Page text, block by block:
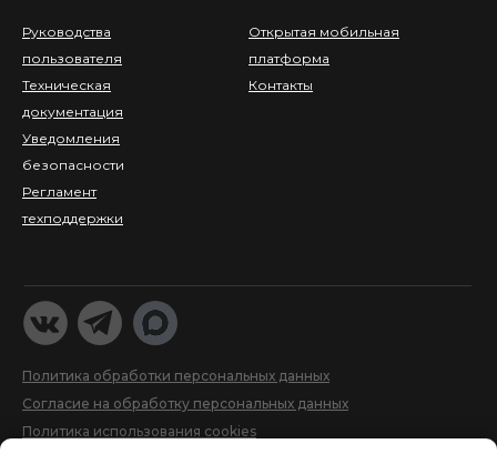
Руководства
пользователя
Техническая
документация
Уведомления
безопасности
Регламент
техподдержки
Открытая мобильная
платформа
Контакты
Политика обработки персональных данных
Согласие на обработку персональных данных
Политика использования cookies